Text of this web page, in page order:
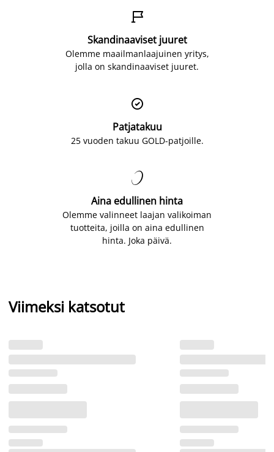

Skandinaaviset juuret
Olemme maailmanlaajuinen yritys,
jolla on skandinaaviset juuret.

Patjatakuu
25 vuoden takuu GOLD-patjoille.

Aina edullinen hinta
Olemme valinneet laajan valikoiman
tuotteita, joilla on aina edullinen
hinta. Joka päivä.
Viimeksi katsotut